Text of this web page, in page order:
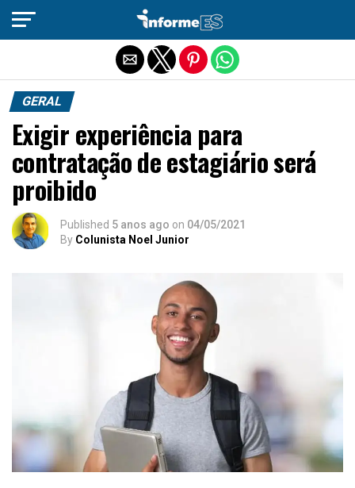
GERAL
Exigir experiência para
contratação de estagiário será
proibido
Published 5 anos ago on 04/05/2021
By Colunista Noel Junior
Sair da versão mobile